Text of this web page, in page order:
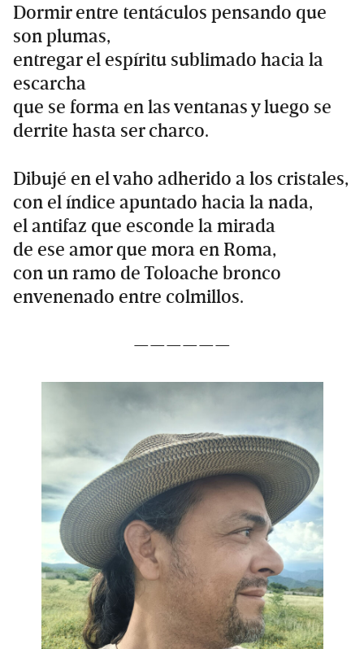
Dormir entre tentáculos pensando que
son plumas,
entregar el espíritu sublimado hacia la
escarcha
que se forma en las ventanas y luego se
derrite hasta ser charco.
Dibujé en el vaho adherido a los cristales,
con el índice apuntado hacia la nada,
el antifaz que esconde la mirada
de ese amor que mora en Roma,
con un ramo de Toloache bronco
envenenado entre colmillos.
——————